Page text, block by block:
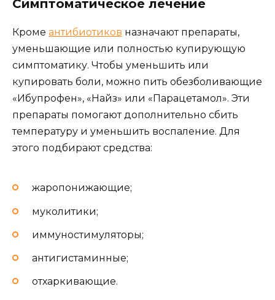
Симптоматическое лечение
Кроме антибиотиков назначают препараты,
уменьшающие или полностью купирующую
симптоматику. Чтобы уменьшить или
купировать боли, можно пить обезболивающие
«Ибупрофен», «Найз» или «Парацетамол». Эти
препараты помогают дополнительно сбить
температуру и уменьшить воспаление. Для
этого подбирают средства:
жаропонижающие;
муколитики;
иммуностимуляторы;
антигистаминные;
отхаркивающие.